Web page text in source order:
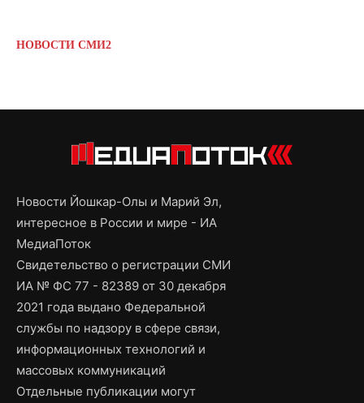
НОВОСТИ СМИ2
Новости Йошкар-Олы и Марий Эл,
интересное в России и мире - ИА
МедиаПоток
Свидетельство о регистрации СМИ
ИА № ФС 77 - 82389 от 30 декабря
2021 года выдано Федеральной
службы по надзору в сфере связи,
информационных технологий и
массовых коммуникаций
Отдельные публикации могут